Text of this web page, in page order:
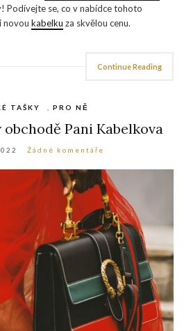
Podívejte se, co v nabídce tohoto
novou kabelku za skvělou cenu.
Continue Reading
TAŠKY PRO NĚ
Pani Kabelkova
Žádné komentáře